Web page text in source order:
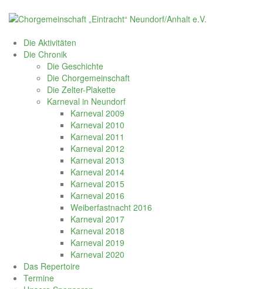
Die Aktivitäten
Die Chronik
Die Geschichte
Die Chorgemeinschaft
Die Zelter-Plakette
Karneval in Neundorf
Karneval 2009
Karneval 2010
Karneval 2011
Karneval 2012
Karneval 2013
Karneval 2014
Karneval 2015
Karneval 2016
Weiberfastnacht 2016
Karneval 2017
Karneval 2018
Karneval 2019
Karneval 2020
Das Repertoire
Termine